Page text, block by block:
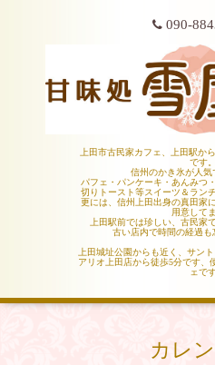
090-
上田市古民家カフェ、上田駅か
です。
信州のかき氷が人気
パフェ・パンケーキ・あんみつ
切りトースト等スイーツ＆ラン
更には、信州上田出身の真田家
用意してま
上田駅前では珍しい、古民家
古い店内で時間の経過も
上田城址公園からも近く、サン
アリオ上田店から徒歩5分です、
ェで
カレ